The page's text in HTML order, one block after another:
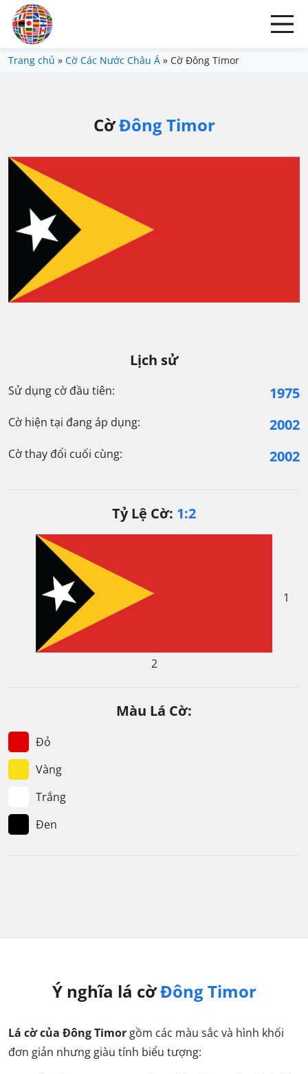
Trang chủ » Cờ Các Nước Châu Á » Cờ Đông Timor
CờĐông Timor
Lịch sử
Sử dụng cờ đầu tiên: 1975
Cờ hiện tại đang áp dụng: 2002
Cờ thay đổi cuối cùng: 2002
Tỷ Lệ Cờ: 1:2
2
1
Màu Lá Cờ:
Đỏ
Vàng
Trắng
Đen
Ý nghĩa lá cờĐông Timor
Lá cờ của Đông Timor gồm các màu sắc và hình khối
đơn giản nhưng giàu tính biểu tượng: